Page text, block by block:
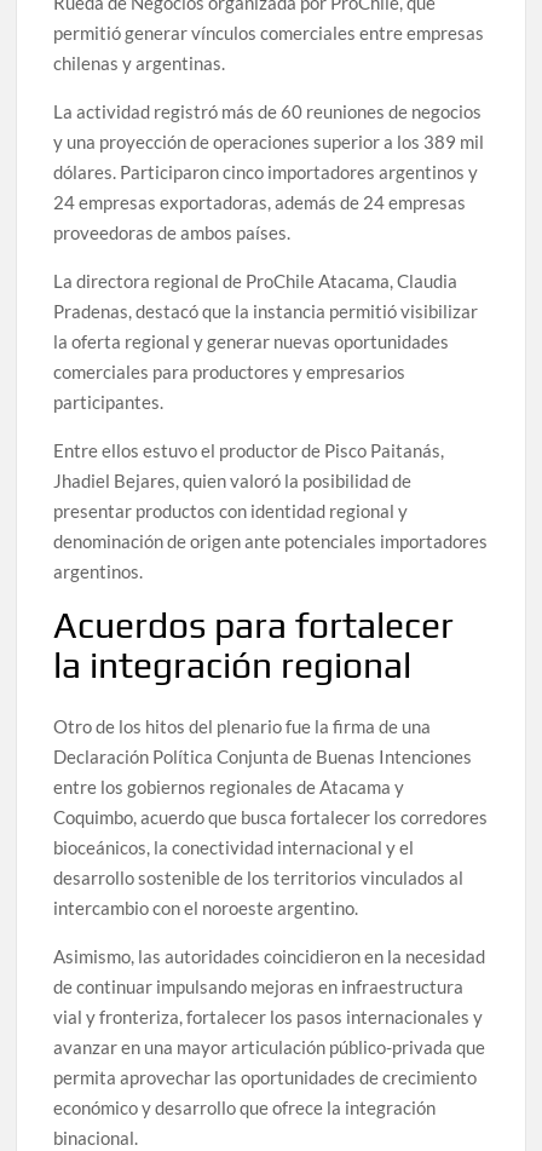
permitió generar vínculos comerciales entre empresas
chilenas y argentinas.
La actividad registró más de 60 reuniones de negocios
y una proyección de operaciones superior a los 389 mil
dólares. Participaron cinco importadores argentinos y
24 empresas exportadoras, además de 24 empresas
proveedoras de ambos países.
La directora regional de ProChile Atacama, Claudia
Pradenas, destacó que la instancia permitió visibilizar
la oferta regional y generar nuevas oportunidades
comerciales para productores y empresarios
participantes.
Entre ellos estuvo el productor de Pisco Paitanás,
Jhadiel Bejares, quien valoró la posibilidad de
presentar productos con identidad regional y
denominación de origen ante potenciales importadores
argentinos.
Acuerdos para fortalecer
la integración regional
Otro de los hitos del plenario fue la firma de una
Declaración Política Conjunta de Buenas Intenciones
entre los gobiernos regionales de Atacama y
Coquimbo, acuerdo que busca fortalecer los corredores
bioceánicos, la conectividad internacional y el
desarrollo sostenible de los territorios vinculados al
intercambio con el noroeste argentino.
Asimismo, las autoridades coincidieron en la necesidad
de continuar impulsando mejoras en infraestructura
vial y fronteriza, fortalecer los pasos internacionales y
avanzar en una mayor articulación público-privada que
permita aprovechar las oportunidades de crecimiento
económico y desarrollo que ofrece la integración
binacional.